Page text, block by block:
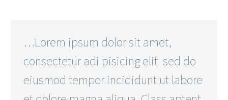
…Lorem ipsum dolor sit amet,
consectetur adi pisicing elit sed do
eiusmod tempor incididunt ut labore